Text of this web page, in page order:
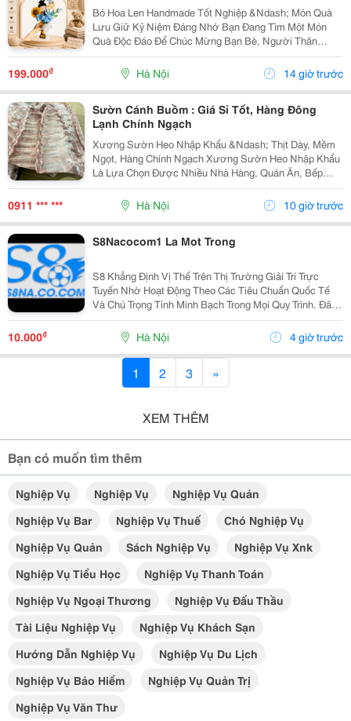
Bó Hoa Len Handmade Tốt Nghiệp &Ndash; Món Quà
Lưu Giữ Kỷ Niệm Đáng Nhớ Bạn Đang Tìm Một Món
Quà Độc Đáo Để Chúc Mừng Bạn Bè, Người Thân
Trong Ngày Tốt Nghiệp? Bó Hoa Len Handmade Tốt
Nghiệp Với Thiết Kế Hoa Hướng Dương, Hoa Len Màu
Xanh Và Nhân...
199.000₫ Hà Nội 14 giờ trước
Sườn Cánh Buồm : Giá Sỉ Tốt, Hàng Đông
Lạnh Chính Ngạch
Xương Sườn Heo Nhập Khẩu &Ndash; Thịt Dày, Mềm
Ngọt, Hàng Chính Ngạch Xương Sườn Heo Nhập Khẩu
Là Lựa Chọn Được Nhiều Nhà Hàng, Quán Ăn, Bếp
Công Nghiệp Và Gia Đình Ưa Chuộng Nhờ Phần Thịt
Dày, Mềm Ngọt, Xương Nhỏ Và Hương Vị Thơm Ngon
Tự Nhiên ....
0911 *** *** Hà Nội 10 giờ trước
S8Nacocom1 La Mot Trong
S8 Khẳng Định Vị Thế Trên Thị Trường Giải Trí Trực
Tuyến Nhờ Hoạt Động Theo Các Tiêu Chuẩn Quốc Tế
Và Chú Trọng Tính Minh Bạch Trong Mọi Quy Trình. Đây
Là Nền Tảng Được Nhiều Người Dùng Đánh Giá Cao
Về Sự Chuyên Nghiệp Và Uy Tín.
10.000₫ Hà Nội 4 giờ trước
1 2 3 »
XEM THÊM
Bạn có muốn tìm thêm
Nghiệp Vụ Nghiệp Vụ
Nghiệp Vụ Quản
Nghiệp Vụ Bar
Nghiệp Vụ Thuế
Chó Nghiệp Vụ
Nghiệp Vụ Quản
Sách Nghiệp Vụ
Nghiệp Vụ Xnk
Nghiệp Vụ Tiểu Học
Nghiệp Vụ Thanh Toán
Nghiệp Vụ Ngoại Thương
Nghiệp Vụ Đấu Thầu
Tài Liệu Nghiệp Vụ
Nghiệp Vụ Khách Sạn
Hướng Dẫn Nghiệp Vụ
Nghiệp Vụ Du Lịch
Nghiệp Vụ Bảo Hiểm
Nghiệp Vụ Quản Trị
Nghiệp Vụ Văn Thư